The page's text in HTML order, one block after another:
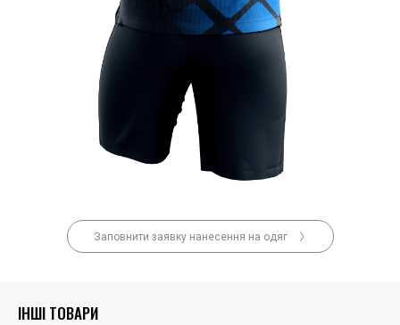
Заповнити заявку нанесення на одяг
ІНШІ ТОВАРИ